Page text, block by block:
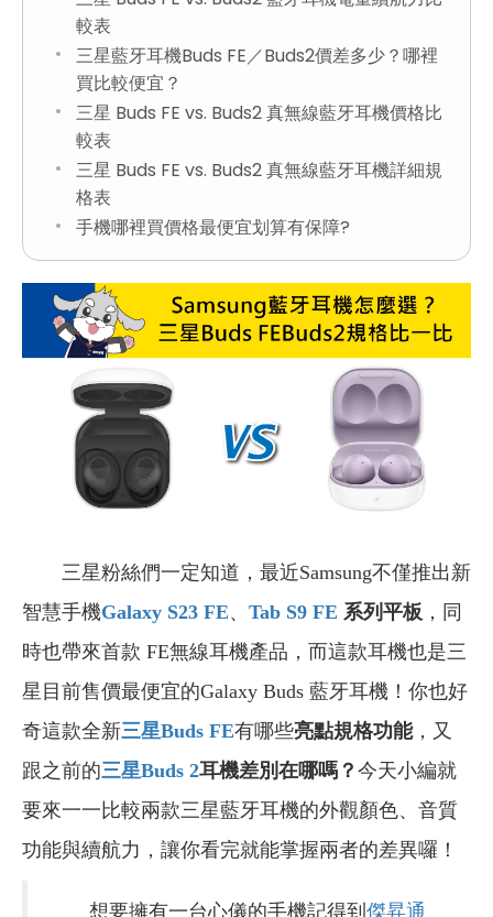
較表
三星藍牙耳機Buds FE／Buds2價差多少？哪裡
買比較便宜？
三星 Buds FE vs. Buds2 真無線藍牙耳機價格比
較表
三星 Buds FE vs. Buds2 真無線藍牙耳機詳細規
格表
手機哪裡買價格最便宜划算有保障?
三星粉絲們一定知道，最近Samsung不僅推出新
智慧手機Galaxy S23 FE、 Tab S9 FE 系列平板 ，同
時也帶來首款 FE無線耳機產品，而這款耳機也是三
星目前售價最便宜的Galaxy Buds 藍牙耳機！你也好
奇這款全新三星Buds FE有哪些亮點規格功能，又
跟之前的三星Buds 2耳機差別在哪嗎？ 今天小編就
要來一一比較兩款三星藍牙耳機的外觀顏色、音質
功能與續航力，讓你看完就能掌握兩者的差異囉！
想要擁有一台心儀的手機記得到 傑昇通